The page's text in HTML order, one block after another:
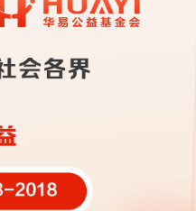
人员招聘